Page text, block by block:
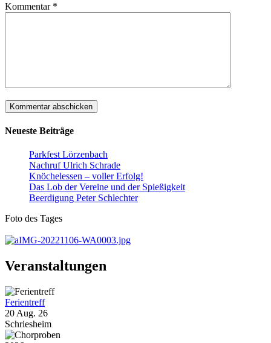
Kommentar *
Neueste Beiträge
Parkfest Lörzenbach
Nachruf Ulrich Schrade
Knöchelessen – voller Erfolg!
Das Lob der Vereine und der Spießigkeit
Beerdigung Peter Schlechter
Foto des Tages
Veranstaltungen
Ferientreff
20 Aug. 26
Schriesheim